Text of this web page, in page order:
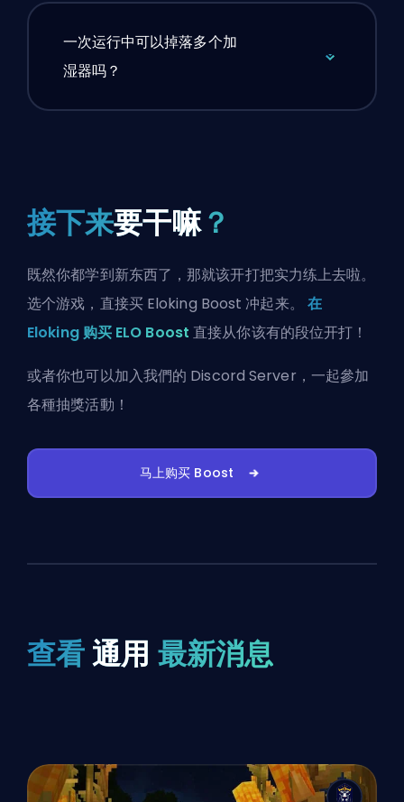
一次运行中可以掉落多个加
湿器吗？
接下来要干嘛？
既然你都学到新东西了，那就该开打把实力练上去啦。
选个游戏，直接买 Eloking Boost 冲起来。 在
Eloking 购买 ELO Boost 直接从你该有的段位开打！
或者你也可以加入我們的 Discord Server ，一起參加
各種抽獎活動！
马上购买 Boost
查看通用 最新消息